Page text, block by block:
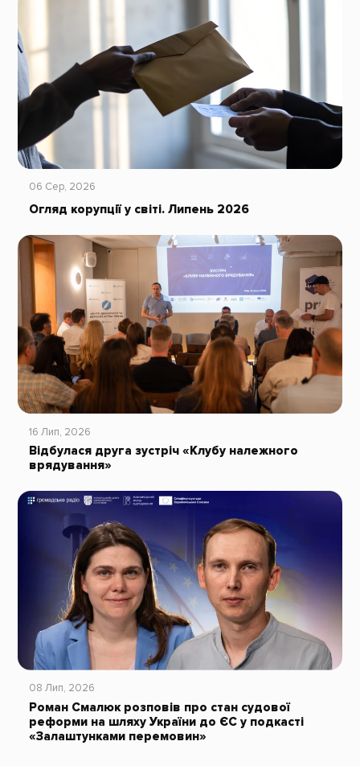
06 Сер, 2026
Огляд корупції у світі. Липень 2026
16 Лип, 2026
Відбулася друга зустріч «Клубу належного
врядування»
08 Лип, 2026
Роман Смалюк розповів про стан судової
реформи на шляху України до ЄС у подкасті
«Залаштунками перемовин»